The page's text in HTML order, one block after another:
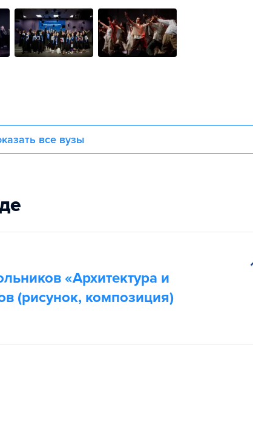
все вузы
«Архитектура и
(рисунок, композиция)